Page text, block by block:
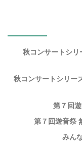
秋コンサートシリ
秋コンサートシリー
第７回
第７回遊音祭
みん